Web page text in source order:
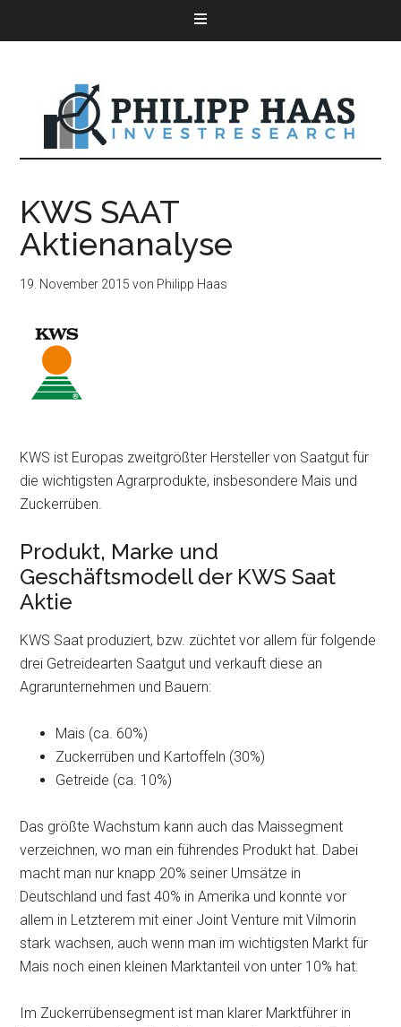
KWS SAAT
Aktienanalyse
19. November 2015 von Philipp Haas
KWS ist Europas zweitgrößter Hersteller von Saatgut für
die wichtigsten Agrarprodukte, insbesondere Mais und
Zuckerrüben.
Produkt, Marke und
Geschäftsmodell der KWS Saat
Aktie
KWS Saat produziert, bzw. züchtet vor allem für folgende
drei Getreidearten Saatgut und verkauft diese an
Agrarunternehmen und Bauern:
Mais (ca. 60%)
Zuckerrüben und Kartoffeln (30%)
Getreide (ca. 10%)
Das größte Wachstum kann auch das Maissegment
verzeichnen, wo man ein führendes Produkt hat. Dabei
macht man nur knapp 20% seiner Umsätze in
Deutschland und fast 40% in Amerika und konnte vor
allem in Letzterem mit einer Joint Venture mit Vilmorin
stark wachsen, auch wenn man im wichtigsten Markt für
Mais noch einen kleinen Marktanteil von unter 10% hat.
Im Zuckerrübensegment ist man klarer Marktführer in